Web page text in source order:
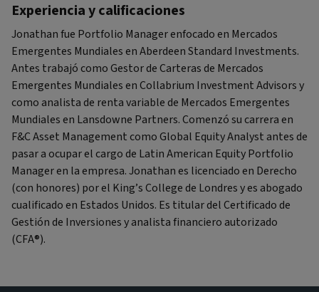
Experiencia y calificaciones
Jonathan fue Portfolio Manager enfocado en Mercados
Emergentes Mundiales en Aberdeen Standard Investments.
Antes trabajó como Gestor de Carteras de Mercados
Emergentes Mundiales en Collabrium Investment Advisors y
como analista de renta variable de Mercados Emergentes
Mundiales en Lansdowne Partners. Comenzó su carrera en
F&C Asset Management como Global Equity Analyst antes de
pasar a ocupar el cargo de Latin American Equity Portfolio
Manager en la empresa. Jonathan es licenciado en Derecho
(con honores) por el King’s College de Londres y es abogado
cualificado en Estados Unidos. Es titular del Certificado de
Gestión de Inversiones y analista financiero autorizado
(CFA®).